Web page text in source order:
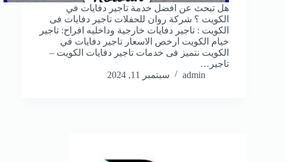
هل تبحث عن افضل خدمة تاجير دفايات في
الكويت ؟ شركة روان للحفلات تاجير دفايات فى
الكويت : تاجير دفايات خارجية وداخليه افراح: تاجير
خيام الكويت ارخص الاسعار تاجير دفايات في
الكويت نتميز فى خدمات تاجير دفايات الكويت –
تاجير…
admin
سبتمبر 11, 2024